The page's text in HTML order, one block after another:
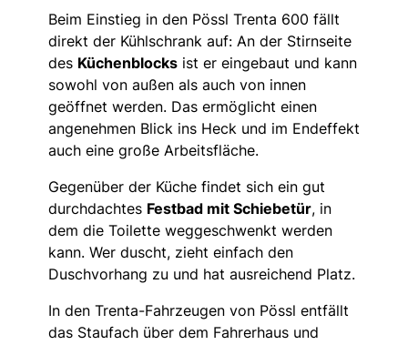
Beim Einstieg in den Pössl Trenta 600 fällt
direkt der Kühlschrank auf: An der Stirnseite
des Küchenblocksist er eingebaut und kann
sowohl von außen als auch von innen
geöffnet werden. Das ermöglicht einen
angenehmen Blick ins Heck und im Endeffekt
auch eine große Arbeitsfläche.
Gegenüber der Küche findet sich ein gut
durchdachtes Festbad mit Schiebetür, in
dem die Toilette weggeschwenkt werden
kann. Wer duscht, zieht einfach den
Duschvorhang zu und hat ausreichend Platz.
In den Trenta-Fahrzeugen von Pössl entfällt
das Staufach über dem Fahrerhaus und